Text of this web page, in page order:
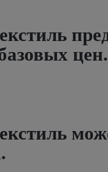
цен.